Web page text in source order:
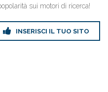
sui motori di ricerca!
INSERISCI IL TUO SITO